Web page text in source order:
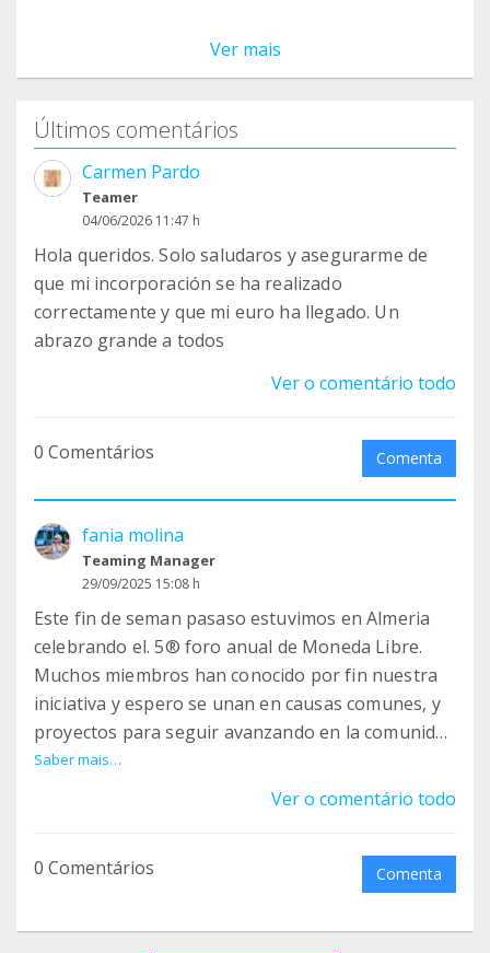
Ver mais
Últimos comentários
Carmen Pardo
Teamer
04/06/2026 11:47 h
Hola queridos. Solo saludaros y asegurarme de
que mi incorporación se ha realizado
correctamente y que mi euro ha llegado. Un
abrazo grande a todos
Ver o comentário todo
0 Comentários Comenta
fania molina
Teaming Manager
29/09/2025 15:08 h
Este fin de seman pasaso estuvimos en Almeria
celebrando el. 5® foro anual de Moneda Libre.
Muchos miembros han conocido por fin nuestra
iniciativa y espero se unan en causas comunes, y
proyectos para seguir avanzando en la comunidad
G1.
Saber mais…
Ver o comentário todo
0 Comentários Comenta